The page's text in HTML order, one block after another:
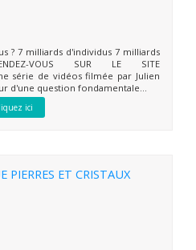
? 7 milliards d'individus 7 milliards
VOUS SUR LE SITE
série de vidéos filmée par Julien
d'une question fondamentale...
ici
PIERRES ET CRISTAUX